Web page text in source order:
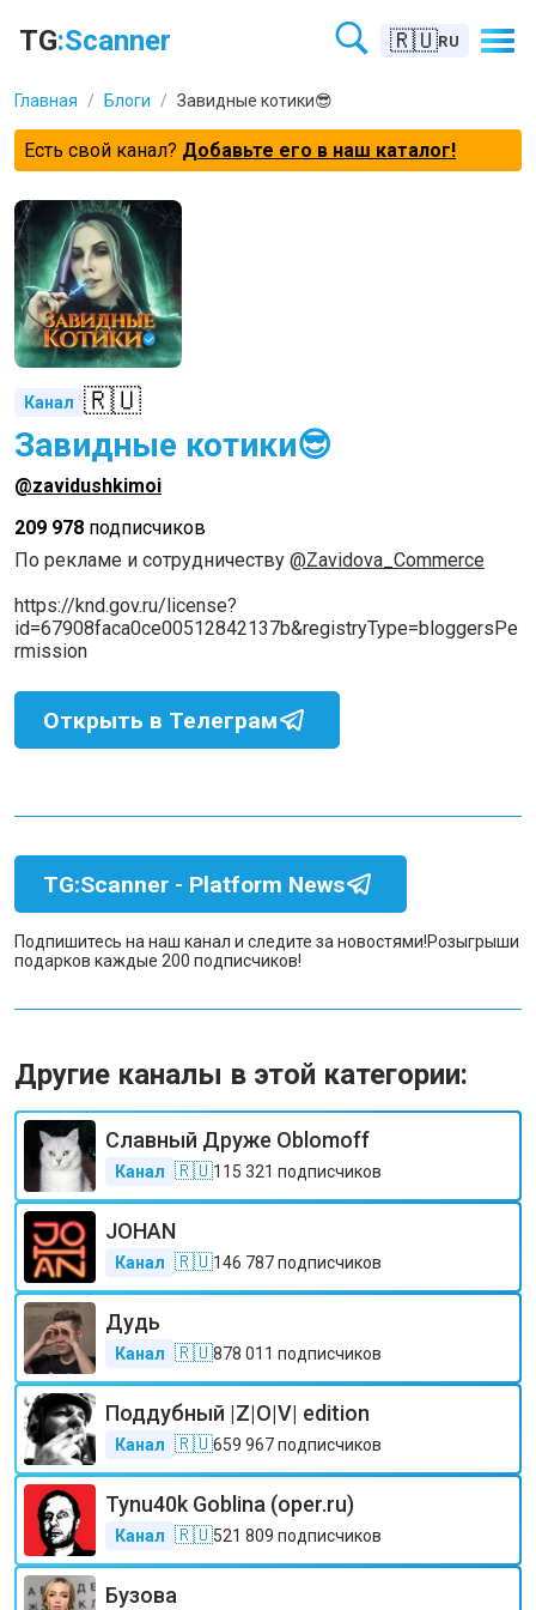
TG:Scanner 🇷🇺RU
Главная / Блоги / Завидные котики😎
Есть свой канал? Добавьте его в наш каталог!
Канал 🇷🇺
Завидные котики😎
@zavidushkimoi
209 978 подписчиков
По рекламе и сотрудничеству @Zavidova_Commerce
https://knd.gov.ru/license?
id=67908faca0ce00512842137b&registryType=bloggersPe
rmission
Открыть в Телеграм
TG:Scanner - Platform News
Подпишитесь на наш канал и следите за новостями!Розыгрыши
подарков каждые 200 подписчиков!
Другие каналы в этой категории:
Славный Друже Oblomoff
Канал 🇷🇺115 321 подписчиков
JOHAN
Канал 🇷🇺146 787подписчиков
Дудь
Канал 🇷🇺878 011 подписчиков
Поддубный |Z|О|V| edition
Канал 🇷🇺659 967подписчиков
Tynu40k Goblina (oper.ru)
Канал 🇷🇺521 809 подписчиков
Бузова